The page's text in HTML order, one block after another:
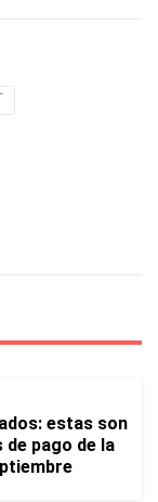
estas son
pago de la